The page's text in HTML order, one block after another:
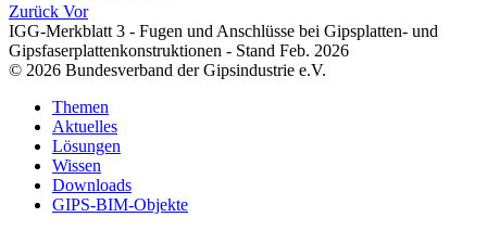
Zurück Vor
IGG-Merkblatt 3 - Fugen und Anschlüsse bei Gipsplatten- und
Gipsfaserplattenkonstruktionen - Stand Feb. 2026
© 2026 Bundesverband der Gipsindustrie e.V.
Themen
Aktuelles
Lösungen
Wissen
Downloads
GIPS-BIM-Objekte